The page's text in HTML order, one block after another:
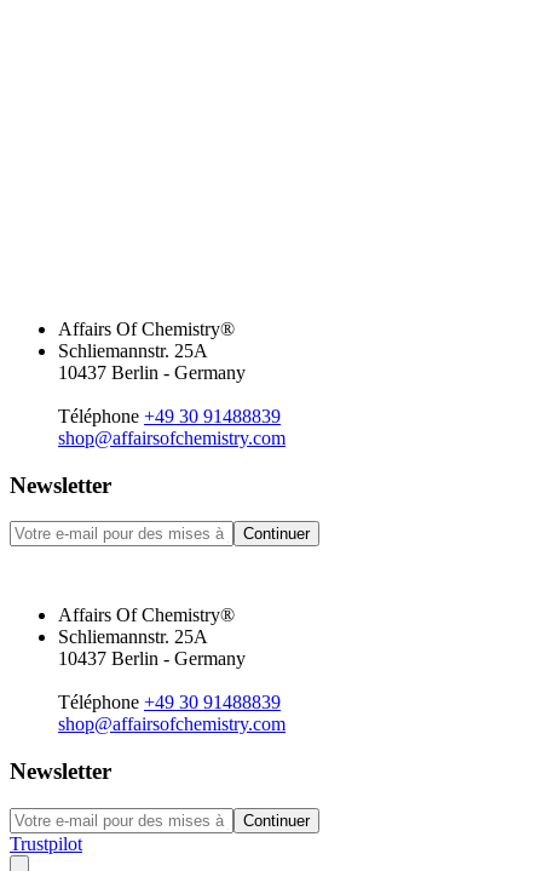
Affairs Of Chemistry®
Schliemannstr. 25A
10437 Berlin - Germany
Téléphone +49 30 91488839
shop@affairsofchemistry.com
Newsletter
Continuer
Affairs Of Chemistry®
Schliemannstr. 25A
10437 Berlin - Germany
Téléphone +49 30 91488839
shop@affairsofchemistry.com
Newsletter
Continuer
Trustpilot